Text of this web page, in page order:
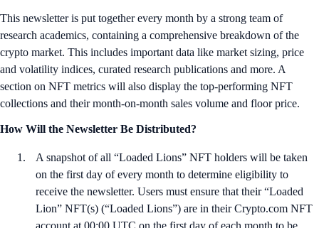
This newsletter is put together every month by a strong team of
research academics, containing a comprehensive breakdown of the
crypto market. This includes important data like market sizing, price
and volatility indices, curated research publications and more. A
section on NFT metrics will also display the top-performing NFT
collections and their month-on-month sales volume and floor price.
How Will the Newsletter Be Distributed?
A snapshot of all “Loaded Lions” NFT holders will be taken
on the first day of every month to determine eligibility to
receive the newsletter. Users must ensure that their “Loaded
Lion” NFT(s) (“Loaded Lions”) are in their Crypto.com NFT